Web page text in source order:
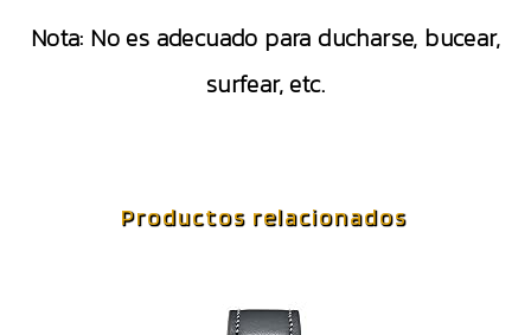
Nota: No es adecuado para ducharse, bucear,
surfear, etc.
Productos relacionados